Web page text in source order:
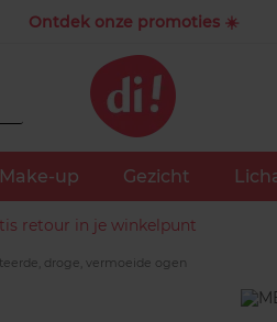
Ontdek onze promoties ☀️
Make-up Gezicht
retour in je winkelpunt
droge, vermoeide ogen
Merk